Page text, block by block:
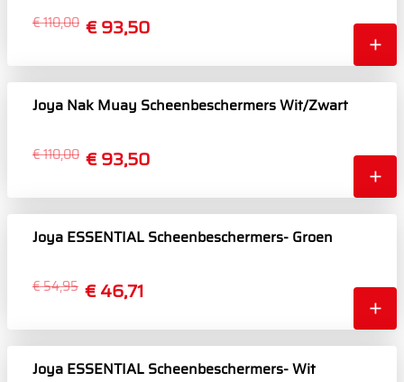
€ 93,50
€ 110,00
Joya Nak Muay Scheenbeschermers Wit/Zwart
€ 93,50
€ 110,00
Joya ESSENTIAL Scheenbeschermers- Groen
€ 46,71
€ 54,95
Joya ESSENTIAL Scheenbeschermers- Wit